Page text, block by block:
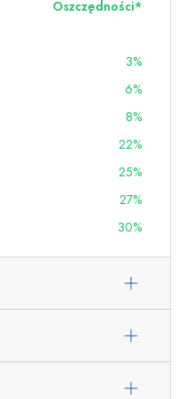
Oszczędności*
3%
6%
8%
22%
25%
27%
30%